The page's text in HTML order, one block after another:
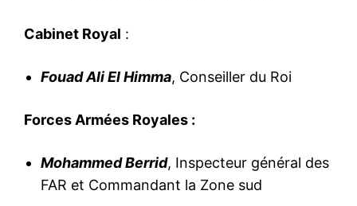
Cabinet Royal :
Fouad Ali El Himma, Conseiller du Roi
Forces Armées Royales :
Mohammed Berrid, Inspecteur général des
FAR et Commandant la Zone sud